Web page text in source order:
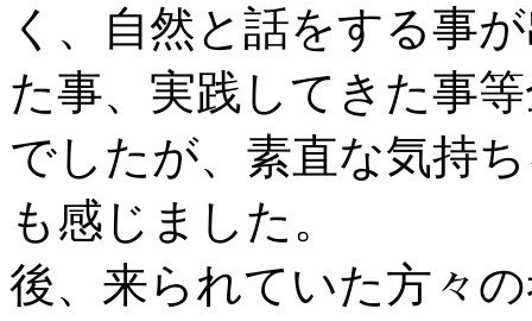
く、自然と話をする事
た事、実践してきた事
でしたが、素直な気持
も感じました。
後、来られていた方々